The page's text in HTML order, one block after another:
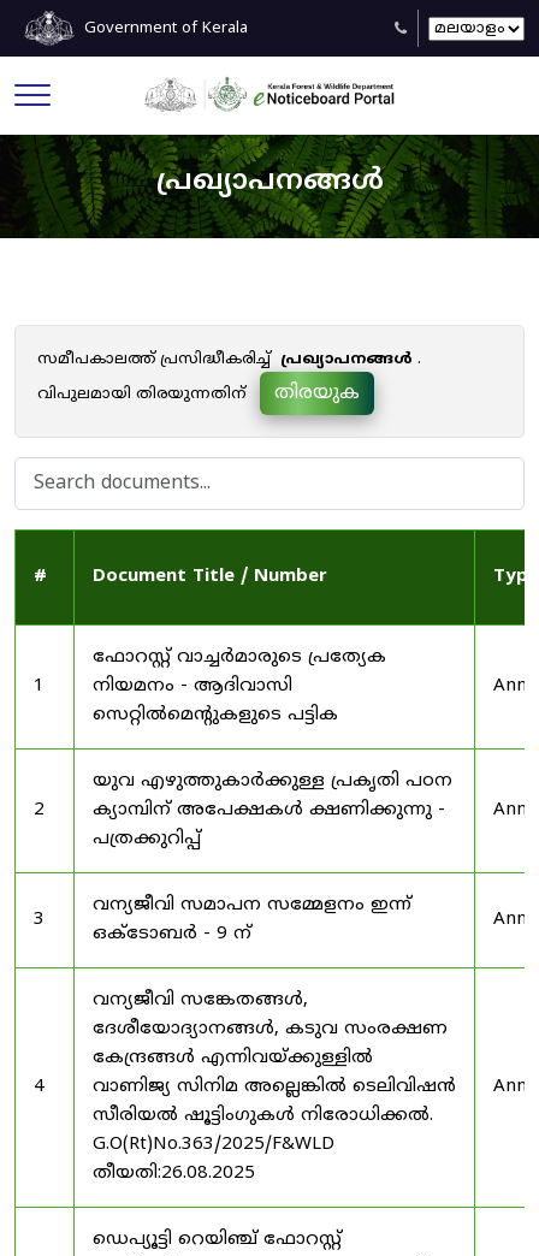
Government of Kerala
പ്രഖ്യാപനങ്ങൾ
സമീപകാലത്ത് പ്രസിദ്ധീകരിച്ച് പ്രഖ്യാപനങ്ങൾ .
വിപുലമായി തിരയുന്നതിന്
തിരയുക
# Document Title / Number Type
1
ഫോറസ്റ്റ് വാച്ചർമാരുടെ പ്രത്യേക
നിയമനം - ആദിവാസി
സെറ്റിൽമെന്റുകളുടെ പട്ടിക
2
യുവ എഴുത്തുകാർക്കുള്ള പ്രകൃതി പഠന
ക്യാമ്പിന് അപേക്ഷകൾ ക്ഷണിക്കുന്നു -
പത്രക്കുറിപ്പ്
3
വന്യജീവി സമാപന സമ്മേളനം ഇന്ന്
ഒക്ടോബർ - 9 ന്
4
വന്യജീവി സങ്കേതങ്ങൾ,
ദേശീയോദ്യാനങ്ങൾ, കടുവ സംരക്ഷണ
കേന്ദ്രങ്ങൾ എന്നിവയ്ക്കുള്ളിൽ
വാണിജ്യ സിനിമ അല്ലെങ്കിൽ ടെലിവിഷൻ
സീരിയൽ ഷൂട്ടിംഗുകൾ നിരോധിക്കൽ.
G.O(Rt)No.363/2025/F&WLD
തീയതി:26.08.2025
ഡെപ്യൂട്ടി റെയിഞ്ച് ഫോറസ്റ്റ്